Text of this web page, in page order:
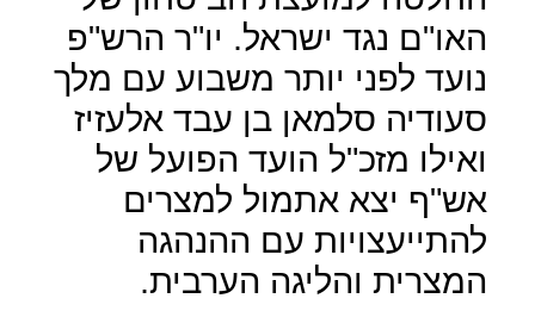
האו"ם נגד ישראל. יו"ר הרש"פ
נועד לפני יותר משבוע עם מלך
סעודיה סלמאן בן עבד אלעזיז
ואילו מזכ"ל הועד הפועל של
אש"ף יצא אתמול למצרים
להתייעצויות עם ההנהגה
המצרית והליגה הערבית.